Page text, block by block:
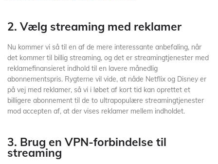
2. Vælg streaming med reklamer
Nu kommer vi så til en af de mere interessante anbefaling, når
det kommer til billig streaming, og det er streamingtjenester med
reklamefinansieret indhold til en lavere månedlig
abonnementspris. Rygterne vil vide, at nåde Netflix og Disney er
på vej med reklamer, så vi i løbet af kort tid kan oprettet et
billigere abonnement til de to ultrapopulære streamingtjenester
mod accepten af, at der vises reklamer mellem indholdet.
3. Brug en VPN-forbindelse til
streaming